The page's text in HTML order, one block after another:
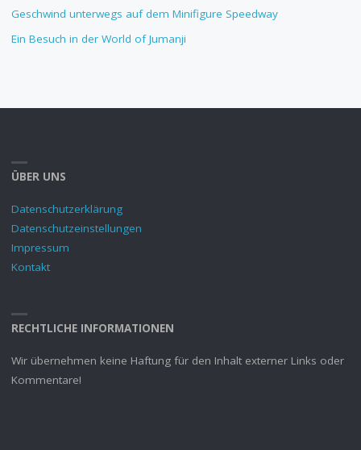
Geschwind unterwegs auf dem Minifigure Speedway
Ein Besuch in der World of Jumanji
ÜBER UNS
Datenschutzerklärung
Datenschutzeinstellungen
Impressum
Kontakt
RECHTLICHE INFORMATIONEN
Wir übernehmen keine Haftung für den Inhalt externer Links oder
Kommentare!